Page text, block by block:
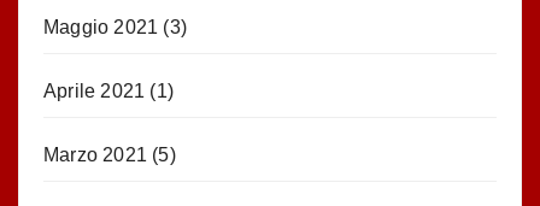
Maggio 2021 (3)
Aprile 2021 (1)
Marzo 2021 (5)